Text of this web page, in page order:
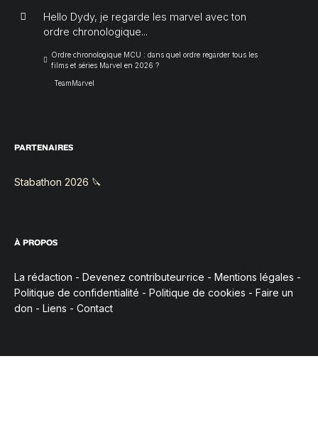
Hello Dydy, je regarde les marvel avec ton
ordre chronologique...
Ordre chronologique MCU : dans quel ordre regarder tous les
films et séries Marvel en 2026 ?
TeamMarvel
PARTENAIRES
Stabathon 2026 🔪
À PROPOS
La rédaction - Devenez contributeur·rice - Mentions légales -
Politique de confidentialité - Politique de cookies - Faire un
don - Liens - Contact